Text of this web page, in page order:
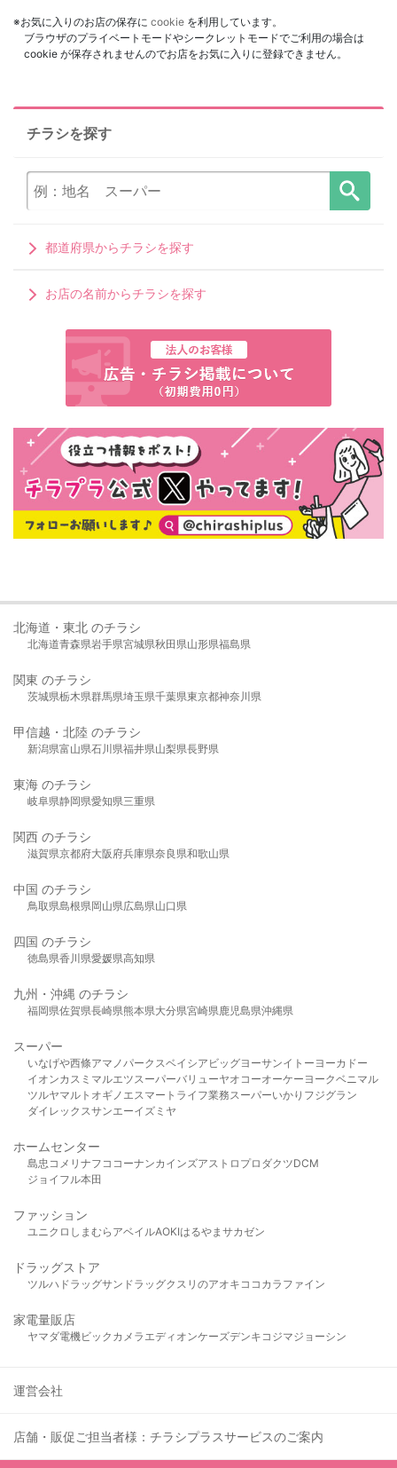
※お気に入りのお店の保存に cookie を利用しています。
ブラウザのプライベートモードやシークレットモードでご利用の場合は
cookie が保存されませんのでお店をお気に入りに登録できません。
チラシを探す
都道府県からチラシを探す
お店の名前からチラシを探す
北海道・東北 のチラシ
北海道青森県岩手県宮城県秋田県山形県福島県
関東 のチラシ
茨城県栃木県群馬県埼玉県千葉県東京都神奈川県
甲信越・北陸 のチラシ
新潟県富山県石川県福井県山梨県長野県
東海 のチラシ
岐阜県静岡県愛知県三重県
関西 のチラシ
滋賀県京都府大阪府兵庫県奈良県和歌山県
中国 のチラシ
鳥取県島根県岡山県広島県山口県
四国 のチラシ
徳島県香川県愛媛県高知県
九州・沖縄 のチラシ
福岡県佐賀県長崎県熊本県大分県宮崎県鹿児島県沖縄県
スーパー
いなげや西條アマノパークスベイシア ビッグヨーサンイトーヨーカドー
イオンカスミ マルエツスーパーバリューヤオコーオーケー ヨークベニマル
ツルヤマルト オギノ エスマート ライフ業務スーパーいかり フジグラン
ダイレックスサンエーイズミヤ
ホームセンター
島忠 コメリ ナフコ コーナンカインズアストロプロダクツDCM
ジョイフル本田
ファッション
ユニクロ しまむら アベイルAOKIはるやま サカゼン
ドラッグストア
ツルハドラッグサンドラッグクスリのアオキ ココカラファイン
家電量販店
ヤマダ電機ビックカメラ エディオンケーズデンキ コジマジョーシン
運営会社
店舗・販促ご担当者様：チラシプラスサービスのご案内